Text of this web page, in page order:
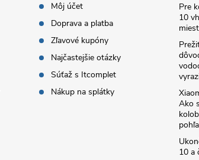
Môj účet
Doprava a platba
Zľavové kupóny
Najčastejšie otázky
Súťaž s Itcomplet
Nákup na splátky
Pre
10
Ako
10 a